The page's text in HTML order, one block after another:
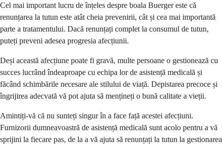
Cel mai important lucru de înțeles despre boala Buerger este că
renunțarea la tutun este atât cheia prevenirii, cât și cea mai importantă
parte a tratamentului. Dacă renunțați complet la consumul de tutun,
puteți preveni adesea progresia afecțiunii.
Deși această afecțiune poate fi gravă, multe persoane o gestionează cu
succes lucrând îndeaproape cu echipa lor de asistență medicală și
făcând schimbările necesare ale stilului de viață. Depistarea precoce și
îngrijirea adecvată vă pot ajuta să mențineți o bună calitate a vieții.
Amintiți-vă că nu sunteți singur în a face față acestei afecțiuni.
Furnizorii dumneavoastră de asistență medicală sunt acolo pentru a vă
sprijini la fiecare pas, de la a vă ajuta să renunțați la tutun la gestionarea